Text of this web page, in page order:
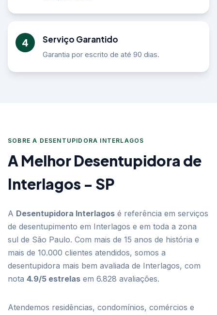
4 Serviço Garantido
Garantia por escrito de até 90 dias.
SOBRE A DESENTUPIDORA INTERLAGOS
A Melhor Desentupidora de
Interlagos - SP
A Desentupidora Interlagos é referência em serviços
de desentupimento em Interlagos e em toda a zona
sul de São Paulo. Com mais de 15 anos de história e
mais de 10.000 clientes atendidos, somos a
desentupidora mais bem avaliada de Interlagos, com
nota 4.9/5 estrelas em 6.828 avaliações.
Atendemos residências, condomínios, comércios e